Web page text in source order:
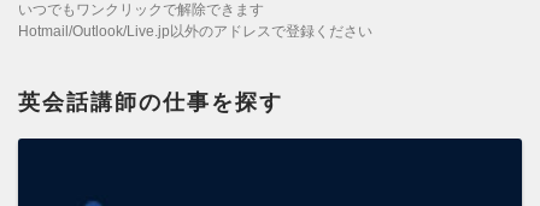
いつでもワンクリックで解除できます
Hotmail/Outlook/Live.jp以外のアドレスで登録ください
英会話講師の仕事を探す